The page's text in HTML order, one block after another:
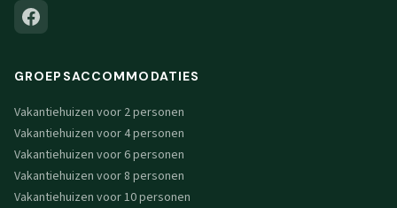
GROEPSACCOMMODATIES
Vakantiehuizen voor 2 personen
Vakantiehuizen voor 4 personen
Vakantiehuizen voor 6 personen
Vakantiehuizen voor 8 personen
Vakantiehuizen voor 10 personen